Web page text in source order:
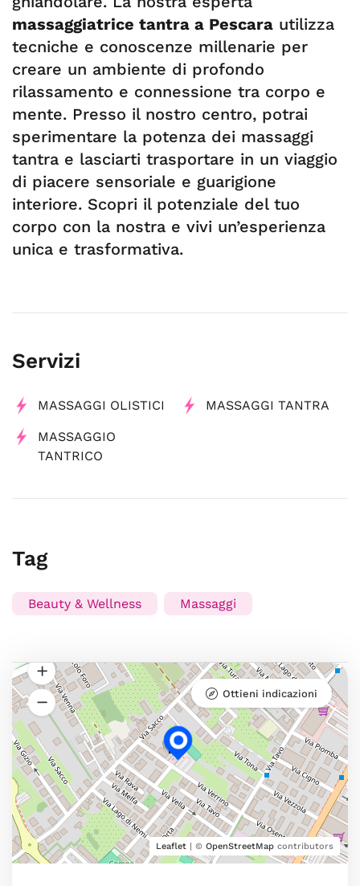
massaggiatrice tantra a Pescara utilizza
tecniche e conoscenze millenarie per
creare un ambiente di profondo
rilassamento e connessione tra corpo e
mente. Presso il nostro centro, potrai
sperimentare la potenza dei massaggi
tantra e lasciarti trasportare in un viaggio
di piacere sensoriale e guarigione
interiore. Scopri il potenziale del tuo
corpo con la nostra e vivi un’esperienza
unica e trasformativa.
Servizi
MASSAGGI OLISTICI MASSAGGI TANTRA
MASSAGGIO
TANTRICO
Tag
Beauty & Wellness Massaggi
Leaflet | © OpenStreetMap contributors
Ottieni indicazioni